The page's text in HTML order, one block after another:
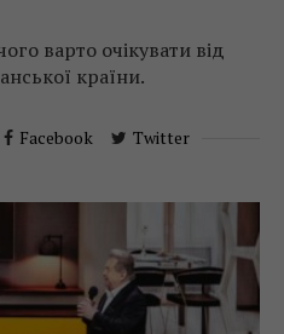
варто очікувати від
країни.
Facebook Twitter